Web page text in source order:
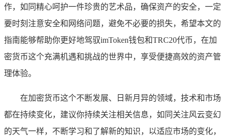
作，如同精心呵护一件珍贵的艺术品，确保资产的安全，一定
要时刻注意安全和网络问题，避免不必要的损失，希望本文的
指南能够帮助你更好地驾驭imToken钱包和TRC20代币，在加
密货币这个充满机遇和挑战的世界中，享受便捷高效的资产管
理体验。
在加密货币这个不断发展、日新月异的领域，技术和市场
都在持续变化，建议你持续关注相关信息，如同关注风云变幻
的天气一样，不断学习和了解新的知识，以适应市场的变化，